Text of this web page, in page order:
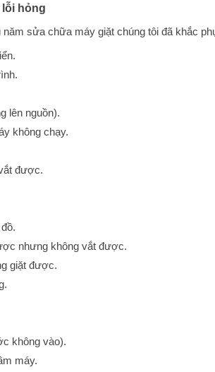
lỗi hỏng
sửa chữa máy giặt chúng tôi đã khắc
lên nguồn).
không chạy.
được.
nhưng không vắt được.
giặt được.
không vào).
máy.